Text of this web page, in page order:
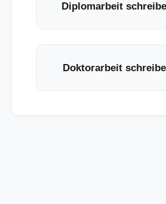
Diplomarbeit
Doktorarbeit